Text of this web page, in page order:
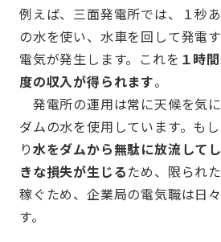
例えば、三面発電所では、１秒
の水を使い、水車を回して発電
電気が発生します。これを １時
度の収入が得られます。
発電所の運用は常に天候を気
ダムの水を使用しています。も
り水をダムから無駄に放流して
きな損失が生じるため、限られ
稼ぐため、企業局の電気職は日
す。